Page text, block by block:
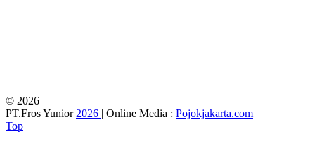
© 2026
PT.Fros Yunior 2026 | Online Media : Pojokjakarta.com
Top